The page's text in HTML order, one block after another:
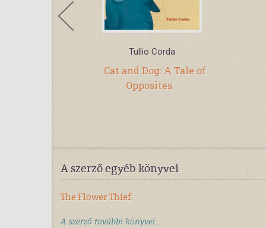
Tullio Corda
Cat and Dog: A Tale of
Opposites
A szerző egyéb könyvei
The Flower Thief
A szerző további könyvei...